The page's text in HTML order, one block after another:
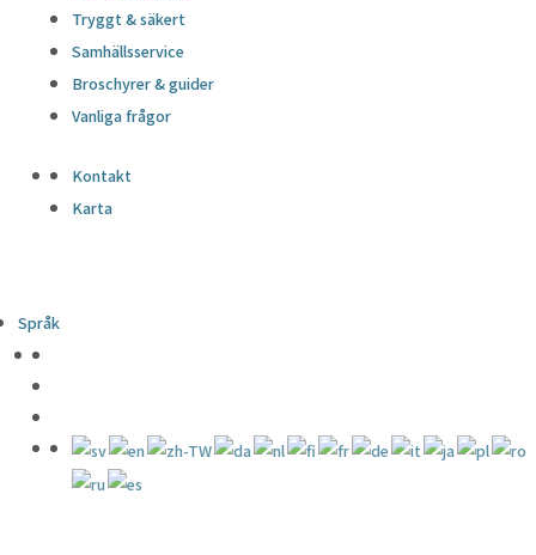
Tryggt & säkert
Samhällsservice
Broschyrer & guider
Vanliga frågor
Kontakt
Karta
Språk